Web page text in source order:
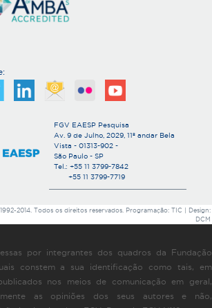
FGV EAESP Pesquisa
Av. 9 de Julho, 2029, 11º andar Bela
Vista - 01313-902 -
São Paulo - SP
Tel.: +55 11 3799-7842
+55 11 3799-7719
2014. Todos os direitos reservados. Programação: TIC | Design:
DCM
por integrantes dos quadros da Fundação
constem a sua identificação como tais, em
nos meios de comunicação em geral,
as opiniões dos seus autores e não,